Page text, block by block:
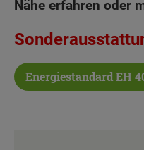
Nähe erfahren oder
Energiestandard EH